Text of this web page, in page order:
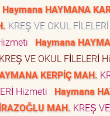
Haymana HAYMANA
KREŞ VE OKUL
Haymana
KREŞ VE OKUL FİLELERİ
KERPİÇ MAH.
Hizmeti
Haymana
MAH. KREŞ